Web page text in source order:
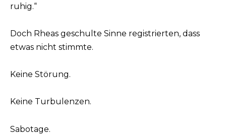
ruhig.“
Doch Rheas geschulte Sinne registrierten, dass
etwas nicht stimmte.
Keine Störung.
Keine Turbulenzen.
Sabotage.